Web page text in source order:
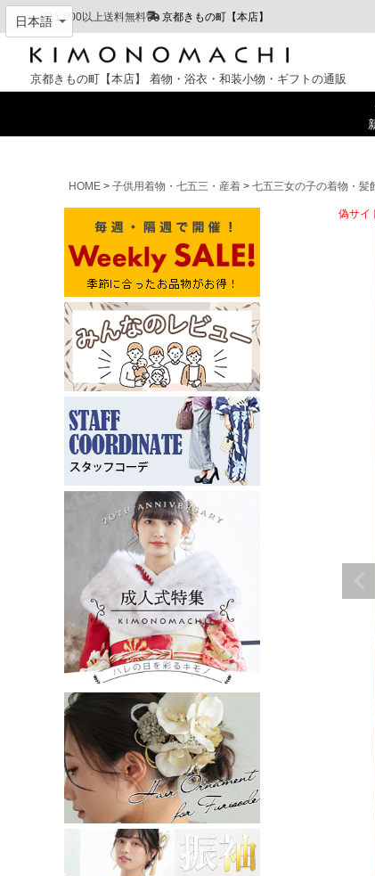
¥11,000以上送料無料 京都きもの町【本店】
京都きもの町【本店】 着物・浴衣・和装小物・ギフトの通販
HOME
子供用着物・七五三・産着 七五三女の子の着物・髪
偽サイ